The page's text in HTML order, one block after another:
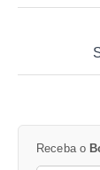
Receba o